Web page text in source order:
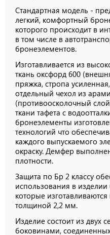
Стандартная модель -
легкий, комфортный
которого происходит в
в том числе в
бронеэлементов.
Изготавливается из
ткань оксфорд 600
пряжка, стропа
отдельный чехол из
(противоосколочный
ткани тафета с
бронеэлементы
технологий что
каждого выпускаемого
окраску. Демфер
плотности.
Защита по Бр 2 классу
использования в
которые
толщиной 2,2 мм.
Изделие состоит из двух
боковинами,